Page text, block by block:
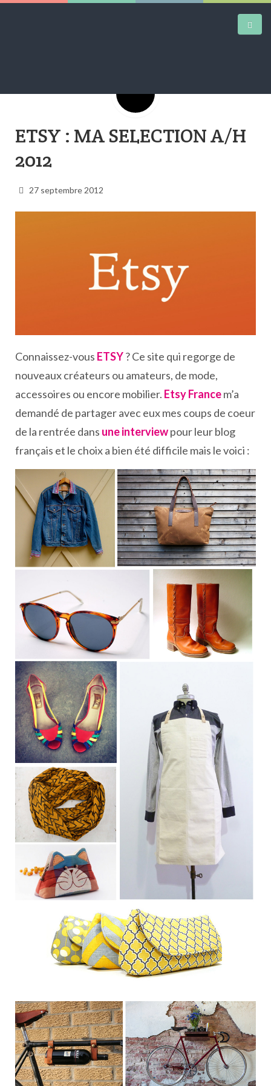
AIRTRAINERPEDIA
STREET ART
ETSY : MA SELECTION A/H
2012
27 septembre 2012
Connaissez-vous ETSY? Ce site qui regorge de
nouveaux créateurs ou amateurs, de mode,
accessoires ou encore mobilier. Etsy Francem’a
demandé de partager avec eux mes coups de coeur
de la rentrée dans une interviewpour leur blog
français et le choix a bien été difficile mais le voici :